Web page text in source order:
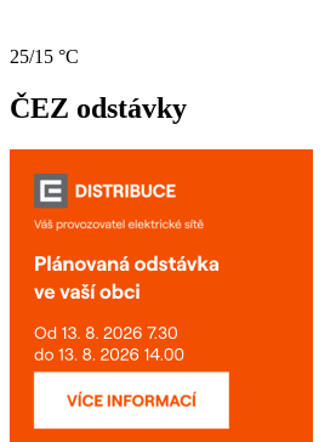
25/15 °C
ČEZ odstávky